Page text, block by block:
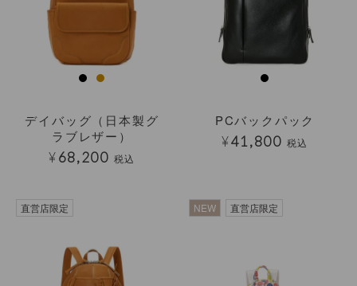
デイバッグ（日本製グ
ラブレザー）
¥68,200 税込
PCバックパック
¥41,800 税込
直営店限定 NEW 直営店限定